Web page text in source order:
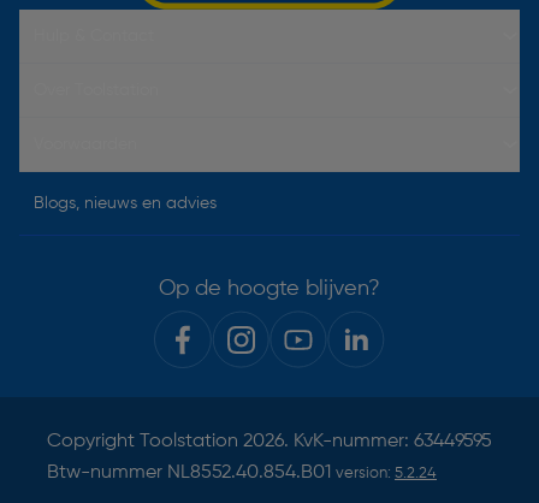
Blogs, nieuws en advies
Op de hoogte blijven?
Copyright Toolstation 2026. KvK-nummer: 63449595
Btw-nummer NL8552.40.854.B01 version: 5.2.24